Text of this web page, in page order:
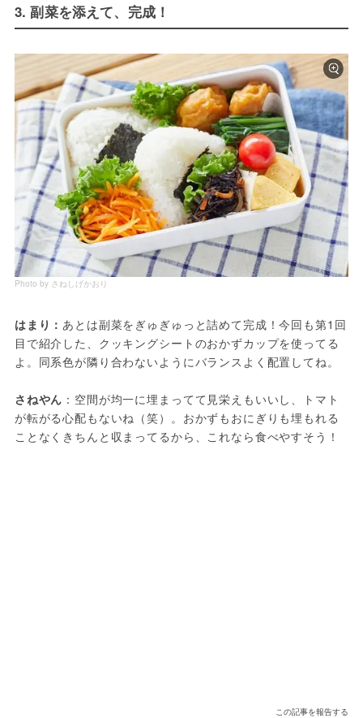
3. 副菜を添えて、完成！
Photo by さねしげかおり
はまり：あとは副菜をぎゅぎゅっと詰めて完成！今回も第1回
目で紹介した、クッキングシートのおかずカップを使ってる
よ。同系色が隣り合わないようにバランスよく配置してね。
さねやん ：空間が均一に埋まってて見栄えもいいし、トマト
が転がる心配もないね（笑）。おかずもおにぎりも埋もれる
ことなくきちんと収まってるから、これなら食べやすそう！
この記事を報告する